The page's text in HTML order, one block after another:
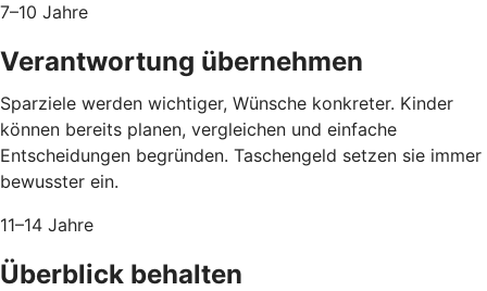
7–10 Jahre
Verantwortung übernehmen
Sparziele werden wichtiger, Wünsche konkreter. Kinder
können bereits planen, vergleichen und einfache
Entscheidungen begründen. Taschengeld setzen sie immer
bewusster ein.
11–14 Jahre
Überblick behalten